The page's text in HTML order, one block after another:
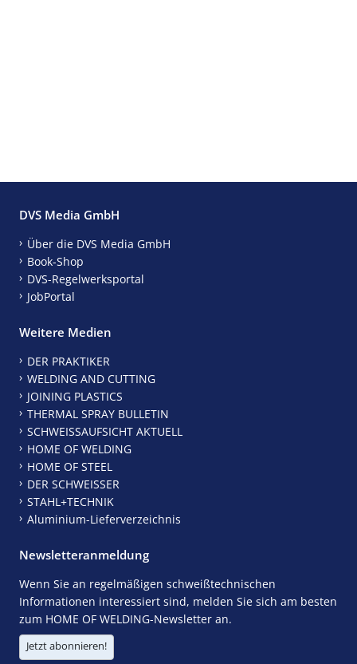
DVS Media GmbH
Über die DVS Media GmbH
Book-Shop
DVS-Regelwerksportal
JobPortal
Weitere Medien
DER PRAKTIKER
WELDING AND CUTTING
JOINING PLASTICS
THERMAL SPRAY BULLETIN
SCHWEISSAUFSICHT AKTUELL
HOME OF WELDING
HOME OF STEEL
DER SCHWEISSER
STAHL+TECHNIK
Aluminium-Lieferverzeichnis
Newsletteranmeldung
Wenn Sie an regelmäßigen schweißtechnischen
Informationen interessiert sind, melden Sie sich am besten
zum HOME OF WELDING-Newsletter an.
Jetzt abonnieren!